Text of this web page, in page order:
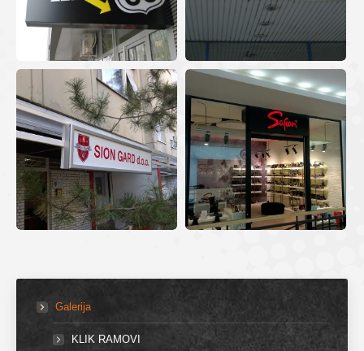
Galerija
KLIK RAMOVI